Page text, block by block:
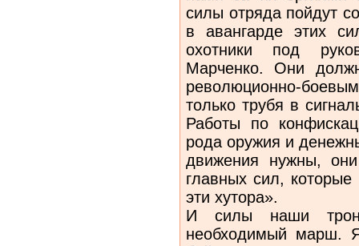
силы отряда пойдут
в авангарде этих
охотники под
Марченко. Они
революционно-
только трубя в
Работы по
рода оружия и
движения нужны,
главных сил, которые
эти хутора».
И силы наши
необходимый марш.